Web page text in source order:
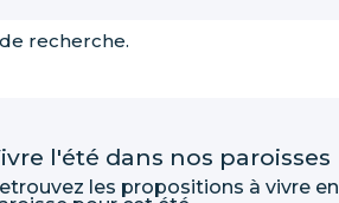
recherche.
l'été dans nos paroisses
les propositions à vivre en